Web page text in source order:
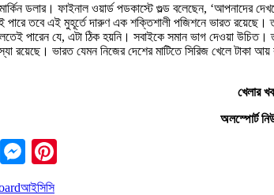
ডলার। ফাইনাল ওয়ার্ড পডকাস্টে গুল্ড বলেছেন,
তবে এই মুহূর্তে দারুণ এক শক্তিশালী পজিশনে ভারত রয়েছে।
পারেন যে, এটা ঠিক হয়নি। সবাইকে সমান ভাগ দেওয়া
রয়েছে। ভারত যেমন নিজের দেশের মাটিতে সিরিজ খেলে টাকা আয়
খেলার
অলস্পোর্ট
LinkedIn
Messenger
আইসিসি